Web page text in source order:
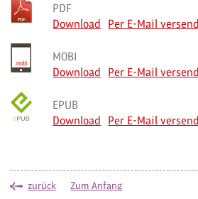
PDF
Download
Per E-Mail
MOBI
Download
Per E-Mail
EPUB
Download
Per E-Mail
zurück Zum Anfang